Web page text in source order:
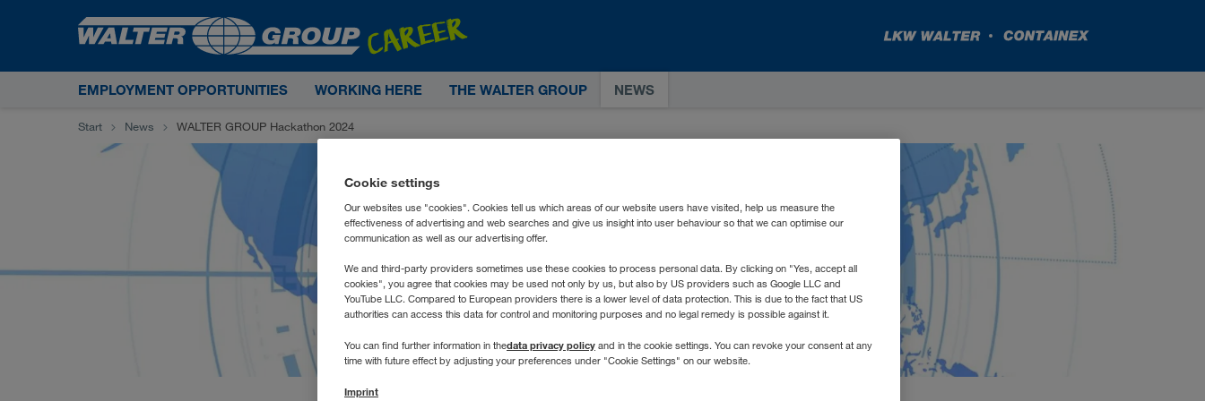
EMPLOYMENT OPPORTUNITIES WORKING HERE THE WALTER GROUP NEWS
Start News WALTER GROUP Hackathon 2024
Cookie settings
Our websites use "cookies". Cookies tell us which areas of our website users have visited, help us measure the
effectiveness of advertising and web searches and give us insight into user behaviour so that we can optimise our
communication as well as our advertising offer.
We and third-party providers sometimes use these cookies to process personal data. By clicking on "Yes, accept all
cookies", you agree that cookies may be used not only by us, but also by US providers such as Google LLC and
YouTube LLC. Compared to European providers there is a lower level of data protection. This is due to the fact that US
authorities can access this data for control and monitoring purposes and no legal remedy is possible against it.
You can find further information in thedata privacy policy and in the cookie settings. You can revoke your consent at any
time with future effect by adjusting your preferences under "Cookie Settings" on our website.
Imprint